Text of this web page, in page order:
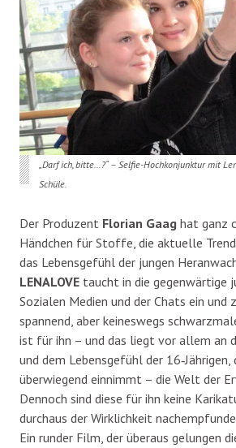
„Darf ich, bitte…?“ – Selfie-Hochkonjunktur mit
Schüle.
Der Produzent Florian Gaag hat ganz
Händchen für Stoffe, die aktuelle
das Lebensgefühl der jungen
LENALOVE taucht in die gegenwärtige
Sozialen Medien und der Chats ein und
spannend, aber keineswegs
ist für ihn – und das liegt vor allem an
und dem Lebensgefühl der
überwiegend einnimmt – die Welt der
Dennoch sind diese für ihn keine
durchaus der Wirklichkeit
Ein runder Film, der überaus gelungen